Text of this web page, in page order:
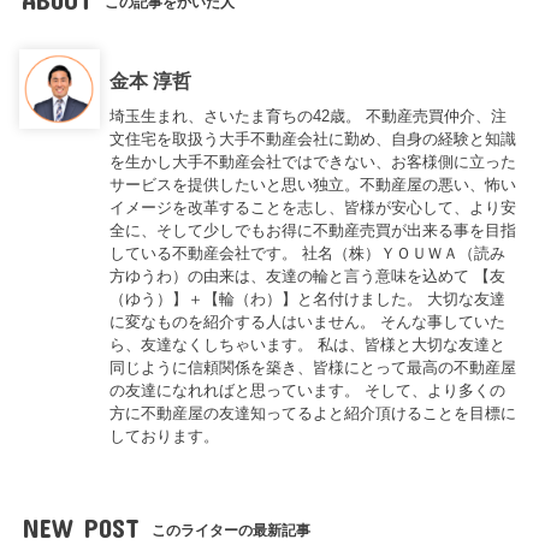
金本 淳哲
埼玉生まれ、さいたま育ちの42歳。 不動産売買仲介、注
文住宅を取扱う大手不動産会社に勤め、自身の経験と知識
を生かし大手不動産会社ではできない、お客様側に立った
サービスを提供したいと思い独立。不動産屋の悪い、怖い
イメージを改革することを志し、皆様が安心して、より安
全に、そして少しでもお得に不動産売買が出来る事を目指
している不動産会社です。 社名（株）ＹＯＵＷＡ（読み
方ゆうわ）の由来は、友達の輪と言う意味を込めて 【友
（ゆう）】＋【輪（わ）】と名付けました。 大切な友達
に変なものを紹介する人はいません。 そんな事していた
ら、友達なくしちゃいます。 私は、皆様と大切な友達と
同じように信頼関係を築き、皆様にとって最高の不動産屋
の友達になれればと思っています。 そして、より多くの
方に不動産屋の友達知ってるよと紹介頂けることを目標に
しております。
NEW POST このライターの最新記事